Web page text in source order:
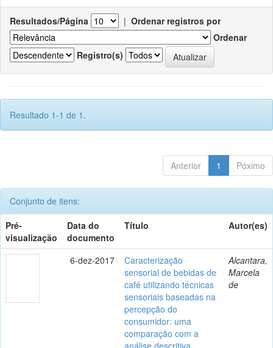
Resultados/Página | Ordenar registros por
Ordenar
Registro(s)
Resultado 1-1 de 1.
Anterior 1 Póximo
Conjunto de itens:
Pré-
visualização
Data do
documento
Título Autor(es)
6-dez-2017
Caracterização
sensorial de bebidas de
café utilizando técnicas
sensoriais baseadas na
percepção do
consumidor: uma
comparação com a
análise descritiva
Alcantara,
Marcela
de